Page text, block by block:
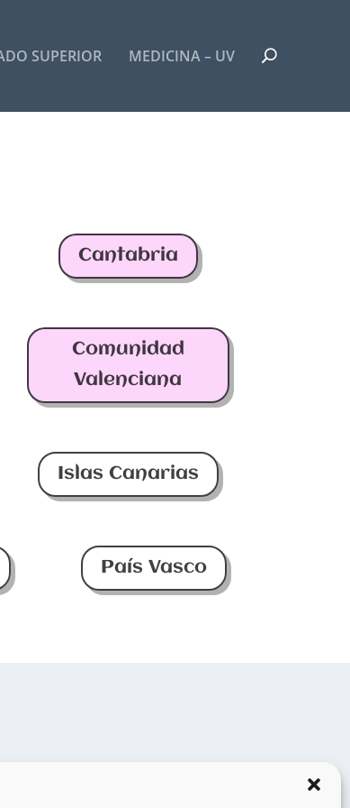
SUPERIOR MEDICINA – UV
Cantabria
Comunidad
Valenciana
Islas Canarias
País Vasco